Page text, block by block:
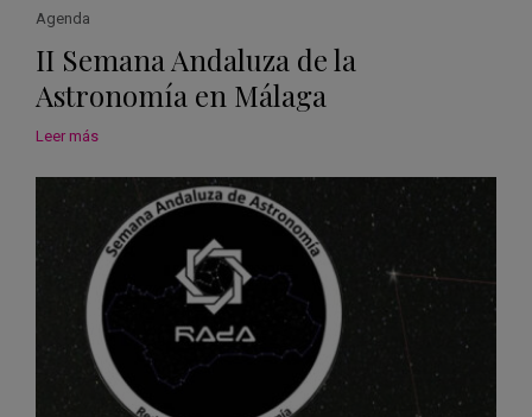
Agenda
II Semana Andaluza de la
Astronomía en Málaga
Leer más